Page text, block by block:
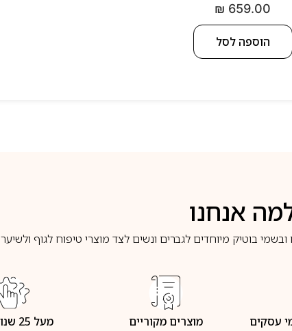
₪ 659.00
הוספה לסל
אנחנו
בוטיק מיוחדים לגברים ונשים לצד מוצרי טיפוח לגוף ולשיער
מוצרים מקוריים מעל 25 שנות ותק